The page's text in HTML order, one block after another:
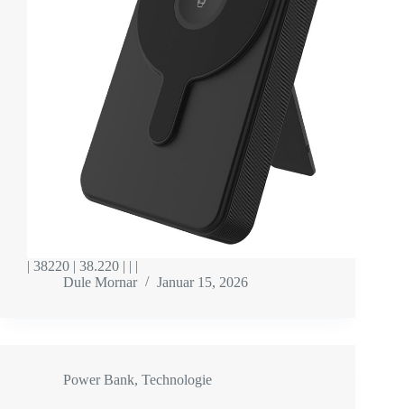
| 38220 | 38.220 | | |
Dule Mornar
Januar 15, 2026
Power Bank, Technologie